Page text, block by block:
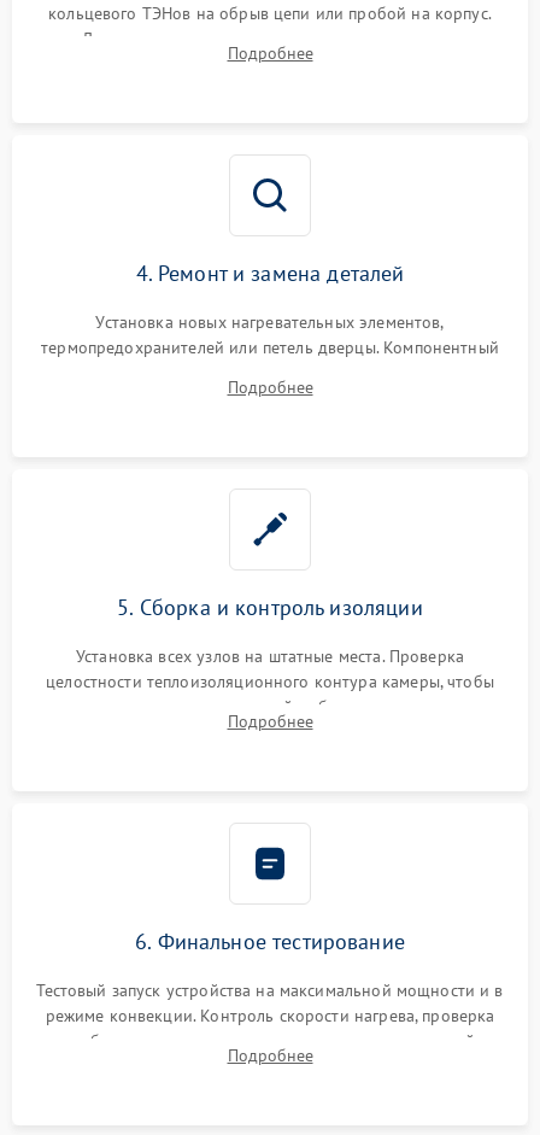
кольцевого ТЭНов на обрыв цепи или пробой на корпус.
Диагностика термостата, датчиков температуры,
переключателя режимов и мотора конвекции.
Подробнее
4. Ремонт и замена деталей
Установка новых нагревательных элементов,
термопредохранителей или петель дверцы. Компонентный
выгоревших реле, восстановление контактов и замена
Подробнее
5. Сборка и контроль изоляции
Установка всех узлов на штатные места. Проверка
целостности теплоизоляционного контура камеры, чтобы
исключить перегрев кухонной мебели и потерю тепла.
Надежная фиксация клемм и сборка корпуса шкафа.
Подробнее
6. Финальное тестирование
Тестовый запуск устройства на максимальной мощности и в
режиме конвекции. Контроль скорости нагрева, проверка
срабатывания термостата при достижении заданной
температуры и тест на отсутствие утечек тока.
Подробнее